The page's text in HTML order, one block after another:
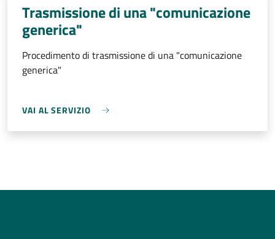
Trasmissione di una "comunicazione
generica"
Procedimento di trasmissione di una "comunicazione
generica"
VAI AL SERVIZIO